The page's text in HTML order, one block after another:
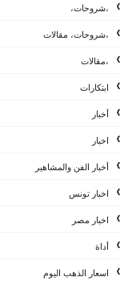
،شروحات،
،شروحات، مقالات
،مقالات
ابتكارات
أخبار
اخبار
أخبار الفن والمشاهير
اخبار تونس
اخبار مصر
أداة
اسعار الذهب اليوم